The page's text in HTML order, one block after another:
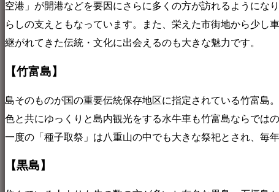
空港」が開港などを要因にさらに多くの方が訪れるようにな
らしの支えともなっています。また、栄えた市街地から少し
継がれてきた伝統・文化に出会えるのも大きな魅力です。
【竹富島】
島そのものが国の重要伝統保存地区に指定されている竹富島
色と共にゆっくりと島内観光をする水牛車も竹富島ならでは
一度の「種子取祭」は八重山の中でも大きな祭祀とされ、毎
【黒島】